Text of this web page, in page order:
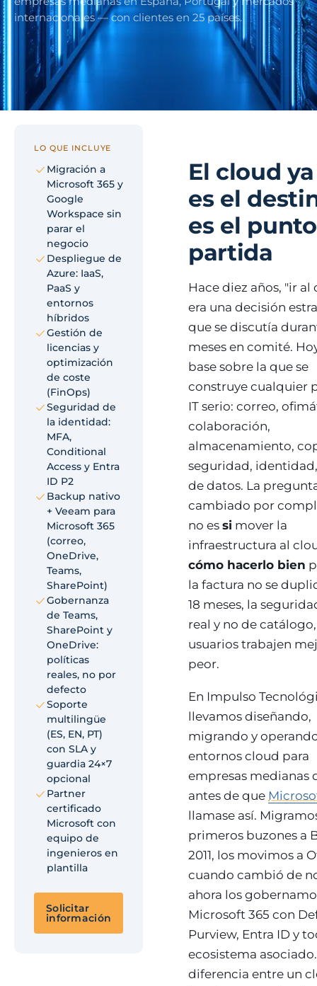
Evolución
Automatización,
eólico
Sanidad y
clínicas
hospitales
RGPD reforzado,
NIS2
Ayuntamientos,
diputaciones,
obligatorio
Pharma e
industria
farmacéutica
13485, entornos
validados
internacionales — con clientes en 25 países.
LO QUE INCLUYE
Migración a
Microsoft 365 y
Google
Workspace sin
parar el
negocio
Despliegue de
Azure: IaaS,
PaaS y
entornos
híbridos
Gestión de
licencias y
optimización
de coste
(FinOps)
Seguridad de
la identidad:
MFA,
Conditional
Access y Entra
ID P2
Backup nativo
+ Veeam para
Microsoft 365
(correo,
OneDrive,
Teams,
SharePoint)
Gobernanza
de Teams,
SharePoint y
OneDrive:
políticas
reales, no por
defecto
Soporte
multilingüe
(ES, EN, PT)
con SLA y
guardia 24×7
opcional
Partner
certificado
Microsoft con
equipo de
ingenieros en
plantilla
Solicitar
información
El cloud
es el
es el
partida
Hace diez años, "ir al
era una decisión
que se discutía
meses en comité.
base sobre la que se
construye cualquier
IT serio: correo,
colaboración,
almacenamiento,
seguridad,
de datos. La
cambiado por
no essi mover la
infraestructura al
cómo hacerlo bien
la factura no se
18 meses, la
real y no de
usuarios trabajen
peor.
En Impulso
llevamos diseñando,
migrando y
entornos cloud para
empresas medianas
antes de que
llamase así.
primeros buzones a
2011, los movimos a
cuando cambió de
ahora los
Microsoft 365 con
Purview, Entra ID y
ecosistema
diferencia entre un